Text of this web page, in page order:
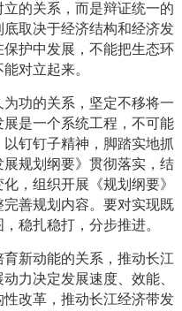
的关系，而是辩证统一的
取决于经济结构和经济发
护中发展，不能把生态环
对立起来。
功的关系，坚定不移将一
是一个系统工程，不可能
钉钉子精神，脚踏实地抓
规划纲要》贯彻落实，结
，组织开展《规划纲要》
善规划内容。要对实现既
稳扎稳打，分步推进。
新动能的关系，推动长江
力决定发展速度、效能、
改革，推动长江经济带发